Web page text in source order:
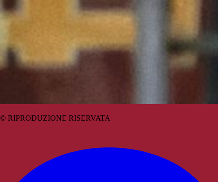
© RIPRODUZIONE RISERVATA